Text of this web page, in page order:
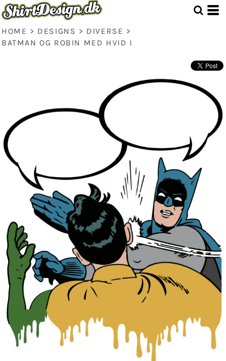
HOME > DESIGNS > DIVERSE >
BATMAN OG ROBIN MED HVID I